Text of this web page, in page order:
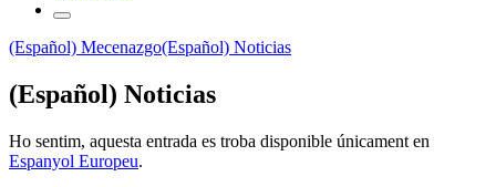
(Español) Mecenazgo(Español) Noticias
(Español) Noticias
Ho sentim, aquesta entrada es troba disponible únicament en
Espanyol Europeu.